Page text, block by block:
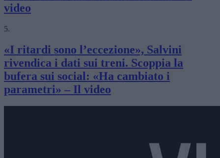
video
5.
«I ritardi sono l’eccezione», Salvini
rivendica i dati sui treni. Scoppia la
bufera sui social: «Ha cambiato i
parametri» – Il video